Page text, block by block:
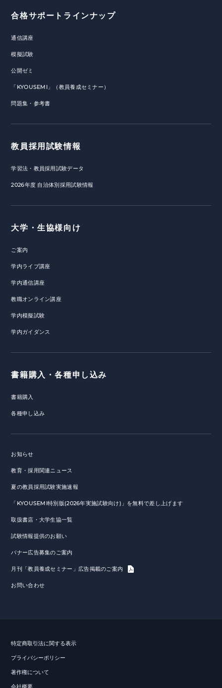
合格サポートラインナップ
通信講座
模擬試験
公開ゼミ
「KYOUSEMI」（教員養成セミナー）
問題集・参考書
教員採用試験情報
学習法・教員採用試験データ
2026年度 自治体別採用試験情報
大学・生協様向け
ご案内
学内ライブ講座
学内通信講座
教職オンライン講座
学内模擬試験
学内ガイダンス
書籍購入・各種申し込み
書籍購入
各種申し込み
お知らせ
教育・採用関連ニュース
夏の教員採用試験実施速報
「KYOUSEMI特別版(2026年実施試験向け)」を無料で差し上げます
取扱書店・大学生協一覧
試験情報提供のお願い
バナー広告募集のご案内
月刊「教員養成セミナー」広告掲載のご案内
お問い合わせ
特定商取引法に関する表示
プライバシーポリシー
著作権について
会社概要